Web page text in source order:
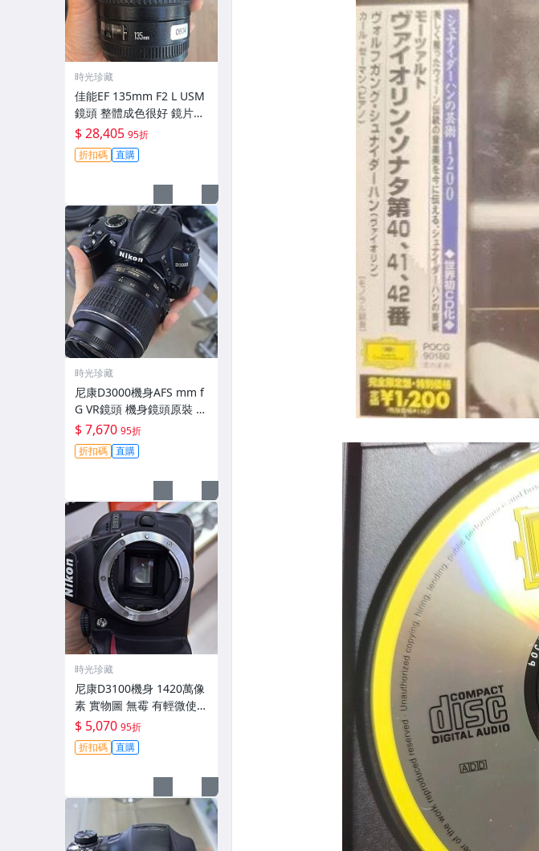
時光珍藏
佳能EF 135mm F2 L USM
鏡頭 整體成色很好 鏡片完
美無劃痕 功能一切正常 無
拆修無-3430
$ 28,405 95折
折扣碼 直購
時光珍藏
尼康D3000機身AFS mm f
G VR鏡頭 機身鏡頭原裝 無
拆修無翻新 有輕微使用痕
跡 鏡頭-3430
$ 7,670 95折
折扣碼 直購
時光珍藏
尼康D3100機身 1420萬像
素 實物圖 無霉 有輕微使用
痕跡 機身原裝 無拆修無翻
新 臨-343
$ 5,070 95折
折扣碼 直購